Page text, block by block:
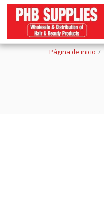
Página de inicio